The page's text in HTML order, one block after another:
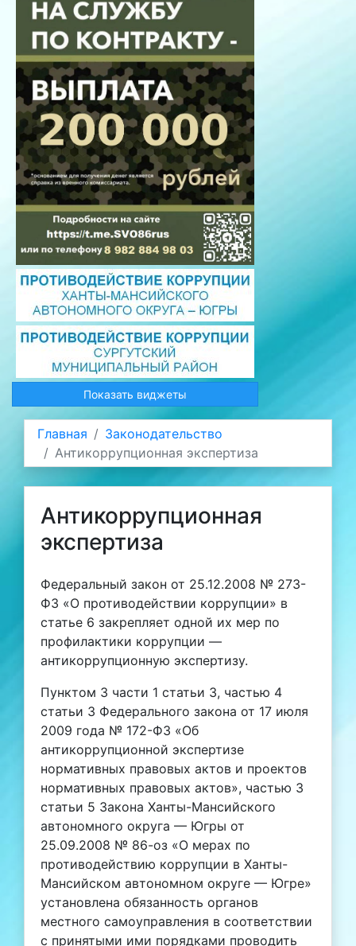
Показать виджеты
Главная
Законодательство
Антикоррупционная экспертиза
Антикоррупционная
экспертиза
Федеральный закон от 25.12.2008 № 273-
ФЗ «О противодействии коррупции» в
статье 6 закрепляет одной их мер по
профилактики коррупции —
антикоррупционную экспертизу.
Пунктом 3 части 1 статьи 3, частью 4
статьи 3 Федерального закона от 17 июля
2009 года № 172-ФЗ «Об
антикоррупционной экспертизе
нормативных правовых актов и проектов
нормативных правовых актов», частью 3
статьи 5 Закона Ханты-Мансийского
автономного округа — Югры от
25.09.2008 № 86-оз «О мерах по
противодействию коррупции в Ханты-
Мансийском автономном округе — Югре»
установлена обязанность органов
местного самоуправления в соответствии
с принятыми ими порядками проводить